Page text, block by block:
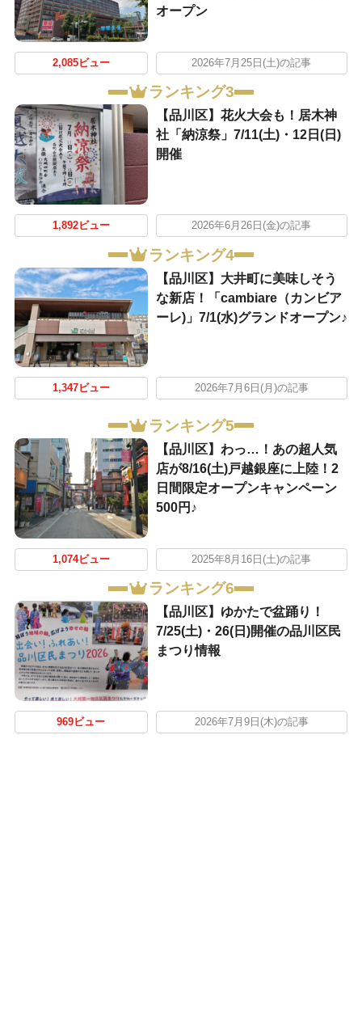
オープン
2,085ビュー 2026年7月25日(土)の記事
ランキング3
【品川区】花火大会も！居木神
社「納涼祭」7/11(土)・12日(日)
開催
1,892ビュー 2026年6月26日(金)の記事
ランキング4
【品川区】大井町に美味しそう
な新店！「cambiare（カンビア
ーレ)」7/1(水)グランドオープン♪
1,347ビュー 2026年7月6日(月)の記事
ランキング5
【品川区】わっ…！あの超人気
店が8/16(土)戸越銀座に上陸！2
日間限定オープンキャンペーン
500円♪
1,074ビュー 2025年8月16日(土)の記事
ランキング6
【品川区】ゆかたで盆踊り！
7/25(土)・26(日)開催の品川区民
まつり情報
969ビュー 2026年7月9日(木)の記事